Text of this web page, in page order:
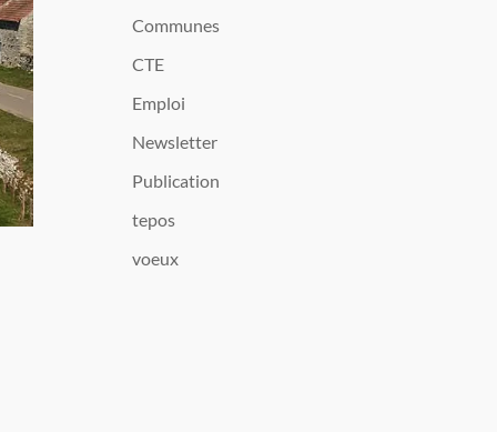
Communes
CTE
Emploi
Newsletter
Publication
tepos
voeux